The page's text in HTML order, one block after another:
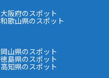
大阪府のスポット
和歌山県のスポット
岡山県のスポット
徳島県のスポット
高知県のスポット